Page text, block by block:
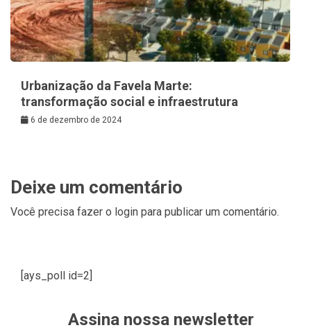
Urbanização da Favela Marte:
transformação social e infraestrutura
6 de dezembro de 2024
Deixe um comentário
Você precisa fazer o login para publicar um comentário.
[ays_poll id=2]
Assina nossa newsletter